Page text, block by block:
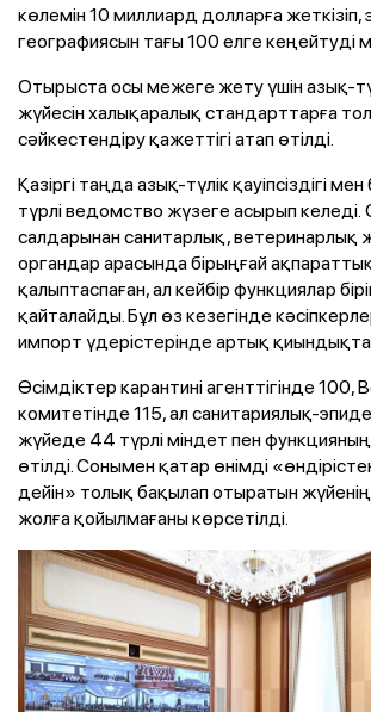
көлемін 10 миллиард долларға жеткізіп,
географиясын тағы 100 елге кеңейтуді
Отырыста осы межеге жету үшін азық-
жүйесін халықаралық стандарттарға
сәйкестендіру қажеттігі атап өтілді.
Қазіргі таңда азық-түлік қауіпсіздігі
түрлі ведомство жүзеге асырып
салдарынан санитарлық, ветеринарлық
органдар арасында бірыңғай
қалыптаспаған, ал кейбір функциялар
қайталайды. Бұл өз кезегінде
импорт үдерістерінде артық
Өсімдіктер карантині агенттігінде 100,
комитетінде 115, ал санитариялық-
жүйеде 44 түрлі міндет пен функцияның
өтілді. Сонымен қатар өнімді
дейін» толық бақылап отыратын
жолға қойылмағаны көрсетілді.